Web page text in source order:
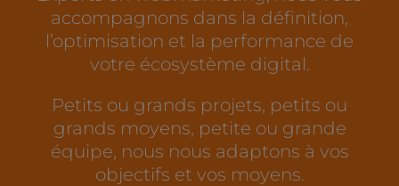
accompagnons dans la définition,
l’optimisation et la performance de
votre écosystème digital.
Petits ou grands projets, petits ou
grands moyens, petite ou grande
équipe, nous nous adaptons à vos
objectifs et vos moyens.